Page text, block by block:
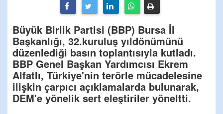
Büyük Birlik Partisi (BBP) Bursa İl
Başkanlığı, 32.kuruluş yıldönümünü
düzenlediği basın toplantısıyla kutladı.
BBP Genel Başkan Yardımcısı Ekrem
Alfatlı, Türkiye'nin terörle mücadelesine
ilişkin çarpıcı açıklamalarda bulunarak,
DEM'e yönelik sert eleştiriler yöneltti.